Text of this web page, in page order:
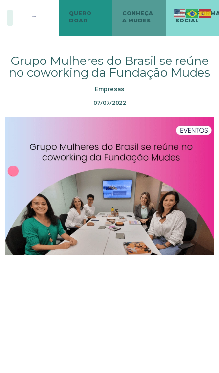
QUERO
DOAR
CONHEÇA
A MUDES
SOCIAL
Grupo Mulheres do Brasil se reúne
no coworking da Fundação Mudes
Empresas
07/07/2022